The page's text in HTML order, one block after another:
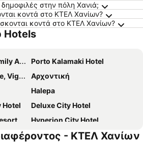
στην πόλη Χανιά;
κοντά στο ΚΤΕΛ Χανίων?
κοντά στο ΚΤΕΛ Χανίων?
Hotels
Porto Kalamaki Hotel
Αρχοντική
Halepa
Hotel
Deluxe City Hotel
Hyperion City Hotel
Kriti Hotel- ΚΤΕΛ Χανίων